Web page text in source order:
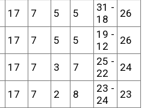
17 7 5 5
31 -
18
26
17 7 5 5
19 -
12
26
17 7 3 7
25 -
22
24
17 7 2 8
23 -
24
23